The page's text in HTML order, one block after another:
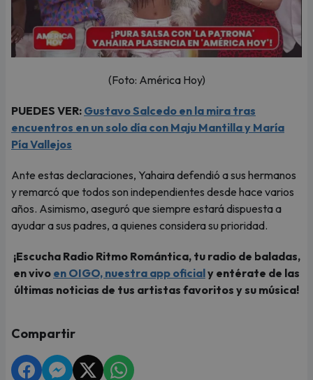
(Foto: América Hoy)
PUEDES VER: Gustavo Salcedo en la mira tras
encuentros en un solo día con Maju Mantilla y María
Pía Vallejos
Ante estas declaraciones, Yahaira defendió a sus hermanos
y remarcó que todos son independientes desde hace varios
años. Asimismo, aseguró que siempre estará dispuesta a
ayudar a sus padres, a quienes considera su prioridad.
¡Escucha Radio Ritmo Romántica, tu radio de baladas,
en vivo en OIGO, nuestra app oficialy entérate de las
últimas noticias de tus artistas favoritos y su música!
Compartir